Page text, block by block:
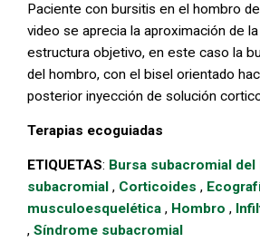
Paciente con bursitis en el hombro
video se aprecia la aproximación de la
estructura objetivo, en este caso la
del hombro, con el bisel orientado
posterior inyección de solución
Terapias ecoguiadas
ETIQUETAS: Bursa subacromial
subacromial , Corticoides ,
musculoesquelética , Hombro ,
, Síndrome subacromial